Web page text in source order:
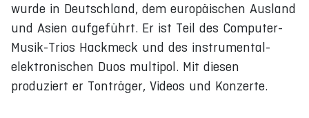
wurde in Deutschland, dem europäischen Ausland
und Asien aufgeführt. Er ist Teil des Computer-
Musik-Trios Hackmeck und des instrumental-
elektronischen Duos multipol. Mit diesen
produziert er Tonträger, Videos und Konzerte.